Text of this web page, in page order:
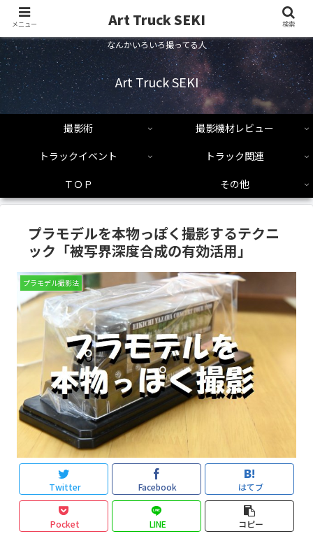
なんかいろいろ撮ってる人
Art Truck SEKI
撮影術
撮影機材レビュー
トラックイベント
トラック関連
ＴＯＰ
その他
プラモデルを本物っぽく撮影するテクニ
ック「被写界深度合成の有効活用」
プラモデル撮影法
Twitter Facebook はてブ
Pocket LINE コピー
メニュー Art Truck SEKI 検索